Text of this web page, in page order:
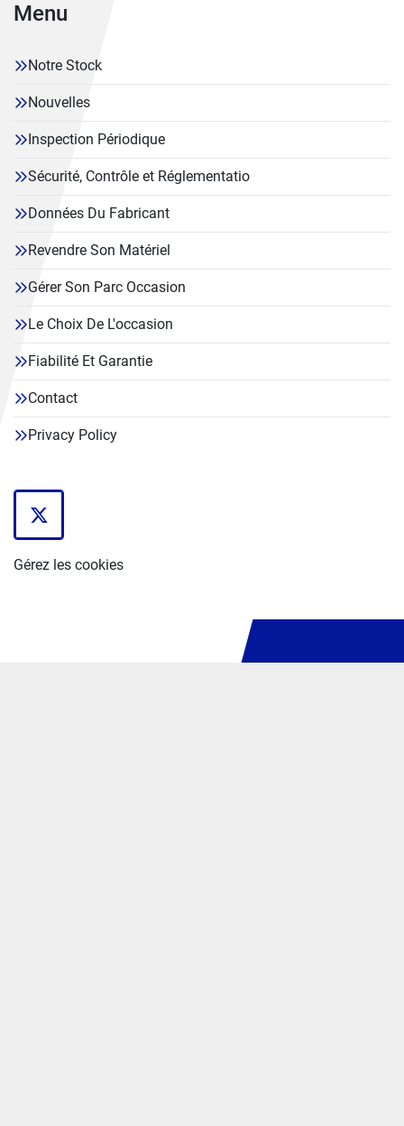
Menu
Notre Stock
Nouvelles
Inspection Périodique
Sécurité, Contrôle et Réglementatio
Données Du Fabricant
Revendre Son Matériel
Gérer Son Parc Occasion
Le Choix De L'occasion
Fiabilité Et Garantie
Contact
Privacy Policy
twitter
Gérez les cookies